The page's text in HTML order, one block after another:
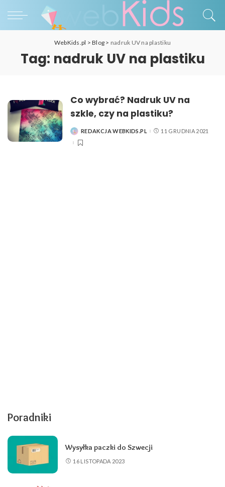
WebKids.pl >Blog > nadruk UV na plastiku
Tag: nadruk UV na plastiku
Co wybrać? Nadruk UV na
szkle, czy na plastiku?
POSTED
REDAKCJA WEBKIDS.PL 11 GRUDNIA 2021
Poradniki
Wysyłka paczki do Szwecji
16 LISTOPADA 2023